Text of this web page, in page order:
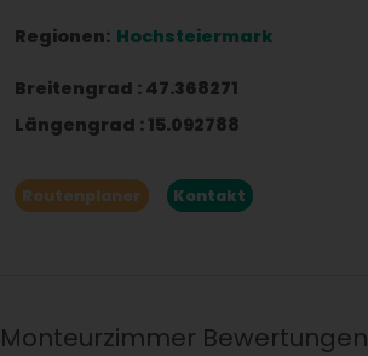
Regionen: Hochsteiermark
Breitengrad : 47.368271
Längengrad : 15.092788
Routenplaner Kontakt
Monteurzimmer Bewertungen